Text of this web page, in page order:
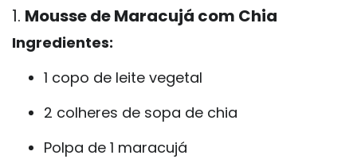
1. Mousse de Maracujá com Chia
Ingredientes:
1 copo de leite vegetal
2 colheres de sopa de chia
Polpa de 1 maracujá